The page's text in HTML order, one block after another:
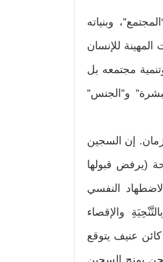
وبنياته
المهينة للإنسان
مجتمعه بل
و”الجنس”
إن السجين
(يرفض قبولها
النفسي
والإقصاء
عنيف يتوقع
يمنح السجين